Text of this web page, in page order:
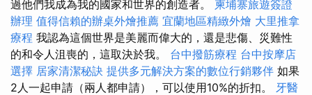
過他們我成為我的國家和世界的創造者。 柬埔寨旅遊簽證
辦理 值得信賴的辦桌外燴推薦 宜蘭地區精緻外燴 大里推拿
療程 我認為這個世界是美麗而偉大的，還是悲傷、災難性
的和令人沮喪的，這取決於我。 台中撥筋療程 台中按摩店
選擇 居家清潔秘訣 提供多元解決方案的數位行銷夥伴 如果
2人一起申請（兩人都申請），可以使用10%的折扣。 牙醫